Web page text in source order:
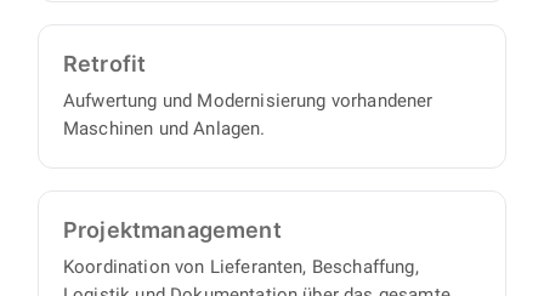
Retrofit
Aufwertung und Modernisierung vorhandener
Maschinen und Anlagen.
Projekt­management
Koordination von Lieferanten, Beschaffung,